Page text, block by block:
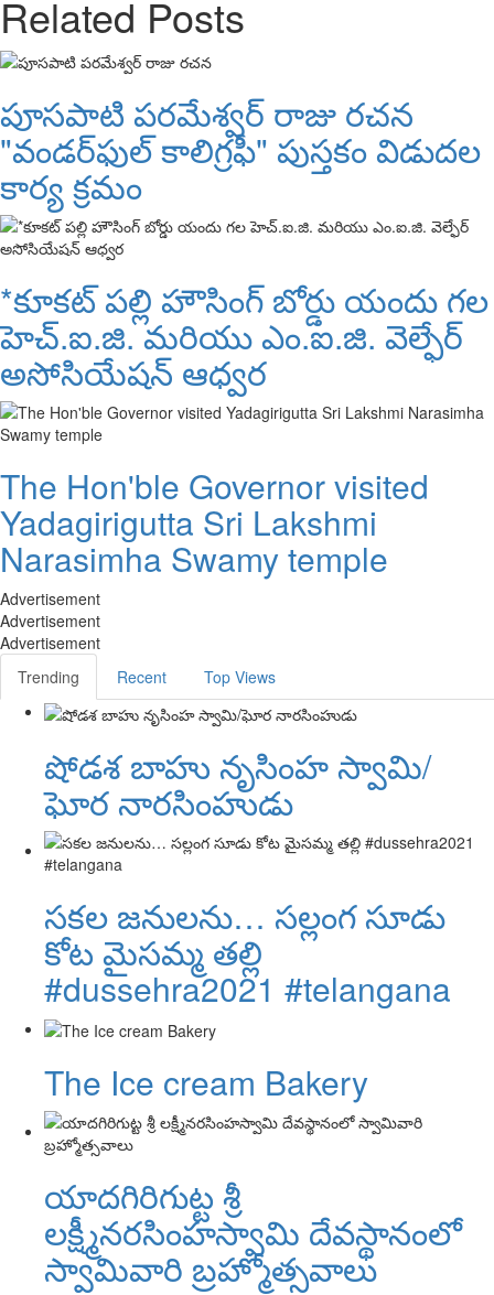
Related Posts
పూసపాటి పరమేశ్వర్ రాజు రచన
"వండర్‌ఫుల్ కాలిగ్రఫీ" పుస్తకం విడుదల
కార్య క్రమం
*కూకట్ పల్లి హౌసింగ్ బోర్డు యందు గల
హెచ్.ఐ.జి. మరియు ఎం.ఐ.జి. వెల్ఫేర్
అసోసియేషన్ ఆధ్వర
The Hon'ble Governor visited
Yadagirigutta Sri Lakshmi
Narasimha Swamy temple
Advertisement
Advertisement
Advertisement
Trending
Recent Top Views
షోడశ బాహు నృసింహ స్వామి/
ఘోర నారసింహుడు
సకల జనులను… సల్లంగ సూడు
కోట మైసమ్మ తల్లి
#dussehra2021 #telangana
The Ice cream Bakery
యాదగిరిగుట్ట శ్రీ
లక్ష్మీనరసింహస్వామి దేవస్థానంలో
స్వామివారి బ్రహ్మోత్సవాలు